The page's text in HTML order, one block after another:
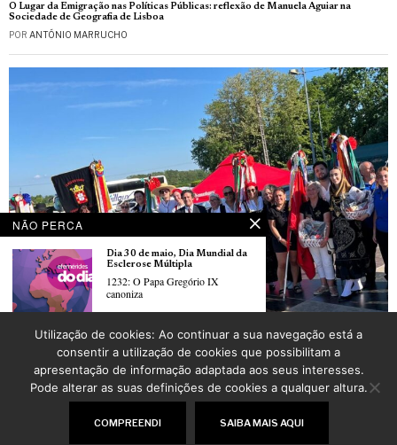
O Lugar da Emigração nas Políticas Públicas: reflexão de Manuela Aguiar na
Sociedade de Geografia de Lisboa
POR ANTÓNIO MARRUCHO
Festival de folclore português em Oberhausbergen organizado pela Associação
folclórica portuguesa “Saudades de Portugal” de Strasbourg
_LUSOJORNAL
©2026LusoJornal | Todos os direitos reservados
NÃO PERCA
Dia 30 de maio, Dia Mundial da
Esclerose Múltipla
1232: O Papa Gregório IX
canoniza
Dia 29 de maio, Dia Mundial da
Energia
1922: Nasce o compositor,
arquiteto e
Utilização de cookies: Ao continuar a sua navegação está a
consentir a utilização de cookies que possibilitam a
apresentação de informação adaptada aos seus interesses.
Pode alterar as suas definições de cookies a qualquer altura.
COMPREENDI SAIBA MAIS AQUI